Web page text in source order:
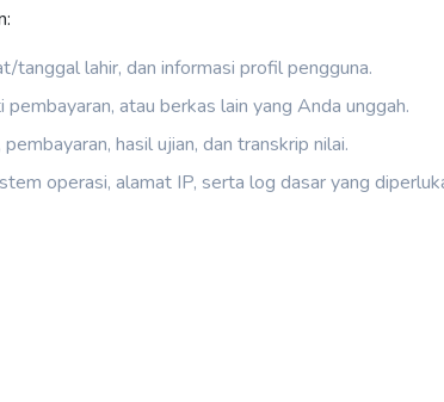
lahir, dan informasi profil pengguna.
atau berkas lain yang Anda unggah.
hasil ujian, dan transkrip nilai.
operasi, alamat IP, serta log dasar yang